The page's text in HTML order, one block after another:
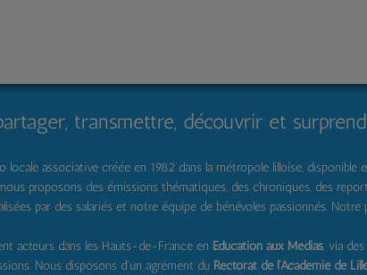
transmettre, découvrir et
locale associative créée en 1982 dans la métropole lilloise, disponible
proposons des émissions thématiques, des chroniques, des
par des salariés et notre équipe de bénévoles passionnés.
acteurs dans les Hauts-de-France en Education aux Médias, via
Nous disposons d'un agrément du Rectorat de l'Académie de